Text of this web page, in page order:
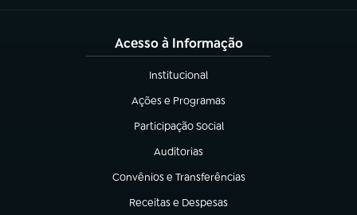
Acesso à Informação
Institucional
(abre em nova aba)
Ações e Programas
(abre em nova aba)
Participação Social
(abre em nova aba)
Auditorias
(abre em nova aba)
Convênios e Transferências
(abre em nova aba)
Receitas e Despesas
(abre em nova aba)